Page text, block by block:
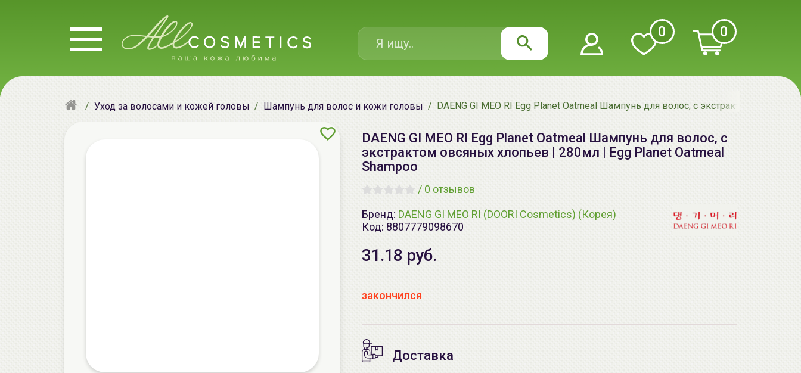
0 0
Уход за волосами и кожей головы Шампунь для волос и кожи головы DAENG GI MEO RI Egg Planet Oatmeal Шампунь для волос, с экстрактом
DAENG GI MEO RI Egg Planet Oatmeal Шампунь для волос, с
экстрактом овсяных хлопьев | 280мл | Egg Planet Oatmeal
Shampoo
/ 0 отзывов
Бренд: DAENG GI MEO RI (DOORI Cosmetics) (Корея)
Код: 8807779098670
31.18 руб.
закончился
Доставка